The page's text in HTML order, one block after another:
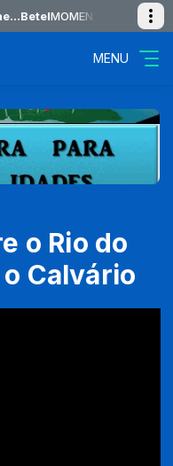
MOMENTOS DE PAZ
MENU
o Rio do
Calvário